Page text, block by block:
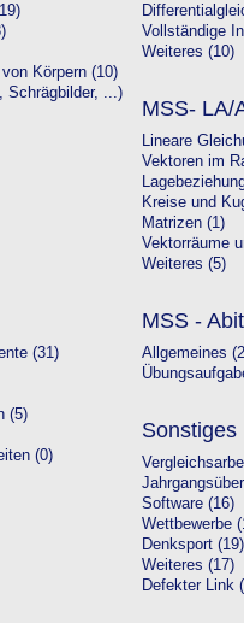
Körpern (10)
Schrägbilder, ...)
Vollständige
Weiteres (10)
MSS- LA/
Lineare
Vektoren im
Kreise und
Matrizen (1)
Vektorräume
Weiteres (5)
(31)
(5)
(0)
MSS -
Allgemeines
Sonstiges
Software (16)
Wettbewerbe
Denksport (19)
Weiteres (17)
Defekter Link